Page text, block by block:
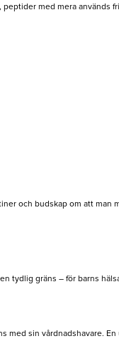
med mera används
och budskap om att man
tydlig gräns – för barns
med sin vårdnadshavare. En